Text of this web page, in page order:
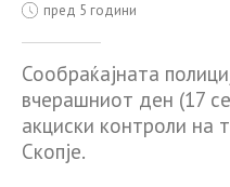
пред 5 години
Сообраќајната
вчерашниот ден (17
акциски контроли на
Скопје.